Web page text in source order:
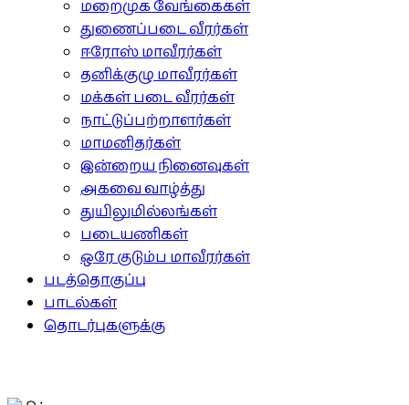
மறைமுக வேங்கைகள்
துணைப்படை வீரர்கள்
ஈரோஸ் மாவீரர்கள்
தனிக்குழு மாவீரர்கள்
மக்கள் படை வீரர்கள்
நாட்டுப்பற்றாளர்கள்
மாமனிதர்கள்
இன்றைய நினைவுகள்
அகவை வாழ்த்து
துயிலுமில்லங்கள்
படையணிகள்
ஒரே குடும்ப மாவீரர்கள்
படத்தொகுப்பு
பாடல்கள்
தொடர்புகளுக்கு